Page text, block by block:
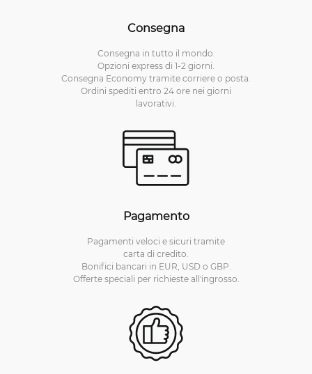
Consegna
Consegna in tutto il mondo.
Opzioni express di 1-2 giorni.
Consegna Economy tramite corriere o posta.
Ordini spediti entro 24 ore nei giorni
lavorativi.
Pagamento
Pagamenti veloci e sicuri tramite
carta di credito.
Bonifici bancari in EUR, USD o GBP.
Offerte speciali per richieste all'ingrosso.